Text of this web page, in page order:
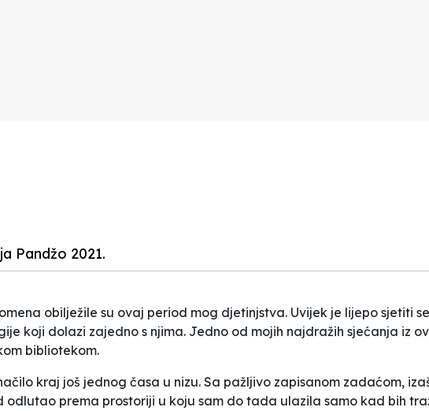
Pandžo 2021.
obilježile su ovaj period mog djetinjstva. Uvijek je lijepo sjetiti
koji dolazi zajedno s njima. Jedno od mojih najdražih sjećanja iz
bibliotekom.
kraj još jednog časa u nizu. Sa pažljivo zapisanom zadaćom,
prema prostoriji u koju sam do tada ulazila samo kad bih